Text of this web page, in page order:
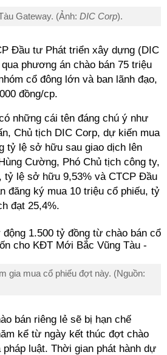
Gateway. (Ảnh: DIC Corp).
Đầu tư Phát triển xây dựng (DIC
phương án chào bán 75 triệu
cổ đông lớn và ban lãnh đạo,
đồng/cp.
những cái tên đáng chú ý như
Chủ tịch DIC Corp, dự kiến mua
tỷ lệ sở hữu sau giao dịch lên
Cường, Phó Chủ tịch công ty,
tỷ lệ sở hữu 9,53% và CTCP Đầu
đăng ký mua 10 triệu cổ phiếu, tỷ
đạt 25,4%.
gia mua cổ phiếu đợt này. (Nguồn:
bán riêng lẻ sẽ bị hạn chế
kể từ ngày kết thúc đợt chào
pháp luật. Thời gian phát hành dự